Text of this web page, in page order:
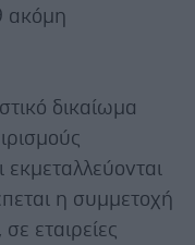
ακόμη
δικαίωμα
η συμμετοχή
εταιρείες